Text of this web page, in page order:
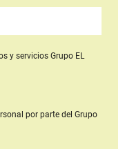
y serviciosGrupo EL
por parte del Grupo